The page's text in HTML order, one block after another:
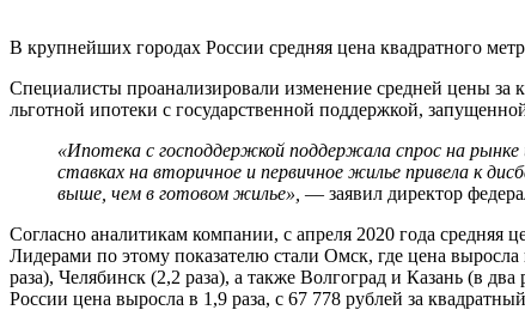
В крупнейших городах России средняя цена квадратного
Специалисты проанализировали изменение средней цены
льготной ипотеки с государственной поддержкой,
«Ипотека с господдержкой поддержала спрос на
ставках на вторичное и первичное жилье привела к
выше, чем в готовом жилье», — заявил директор
Согласно аналитикам компании, с апреля 2020 года средняя
Лидерами по этому показателю стали Омск, где цена
раза), Челябинск (2,2 раза), а также Волгоград и Казань (в
России цена выросла в 1,9 раза, с 67 778 рублей за